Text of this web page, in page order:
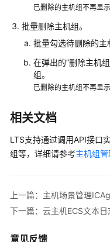
理
查
看
LTS
审
计
件
最
佳
开
发
南
已删除的主机组不再显
批量删除主机组。
批量勾选待删除的主
在弹出的“删除主机
组。
已删除的主机组不再显
相关文档
LTS支持通过调用API接口
组等，详细请参考主机组管
上一篇：主机场景管理
下一篇：云主机ECS文本日
意见反馈